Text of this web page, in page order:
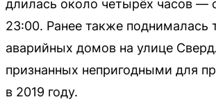
длилась около четырёх часов —
23:00. Ранее также поднималась
аварийных домов на улице
признанных непригодными для
в 2019 году.